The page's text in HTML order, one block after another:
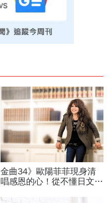
金曲34》歐陽菲菲現身清
唱感恩的心！從不懂日文、